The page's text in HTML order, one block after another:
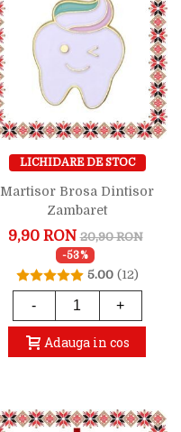
LICHIDARE DE STOC
Martisor Brosa Dintisor
Zambaret
9,90 RON 20,90 RON
-53%
5.00 (12)
- +
Adauga in cos